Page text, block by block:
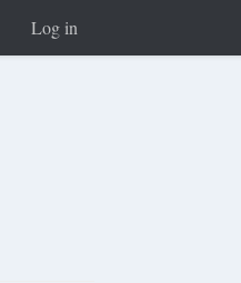
Log in